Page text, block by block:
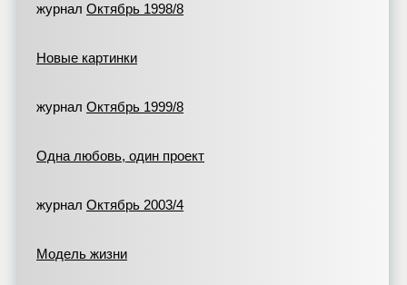
журнал Октябрь 1998/8
Новые картинки
журнал Октябрь 1999/8
Одна любовь, один проект
журнал Октябрь 2003/4
Модель жизни